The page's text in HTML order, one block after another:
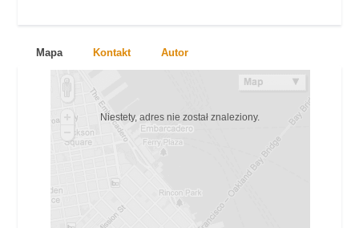
Mapa Kontakt Autor
Niestety, adres nie został znaleziony.